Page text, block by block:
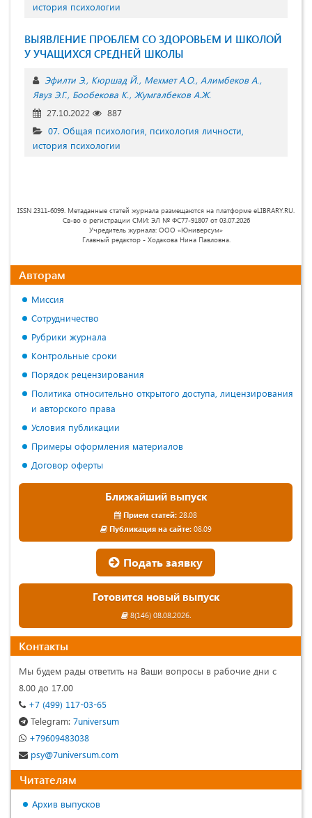
история психологии
ВЫЯВЛЕНИЕ ПРОБЛЕМ СО ЗДОРОВЬЕМ И ШКОЛОЙ
У УЧАЩИХСЯ СРЕДНЕЙ ШКОЛЫ
Эфилти Э. Кюршад Й. Мехмет А.О. Алимбеков А.
Явуз Э.Г. Бообекова К. Жумгалбеков А.Ж.
27.10.2022
887
07. Общая психология, психология личности,
история психологии
ISSN 2311-6099. Метаданные статей журнала размещаются на платформе eLIBRARY.RU.
Св-во о регистрации СМИ: ЭЛ № ФС77-91807 от 03.07.2026
Учредитель журнала: ООО «Юниверсум»
Главный редактор - Ходакова Нина Павловна.
Авторам
Миссия
Сотрудничество
Рубрики журнала
Контрольные сроки
Порядок рецензирования
Политика относительно открытого доступа, лицензирования
и авторского права
Условия публикации
Примеры оформления материалов
Договор оферты
Ближайший выпуск
Прием статей: 28.08
Публикация на сайте:08.09
Подать заявку
Готовится новый выпуск
8(146) 08.08.2026.
Контакты
Мы будем рады ответить на Ваши вопросы в рабочие дни с
8.00 до 17.00
+7 (499) 117-03-65
Telegram: 7universum
+79609483038
psy@7universum.com
Читателям
Архив выпусков